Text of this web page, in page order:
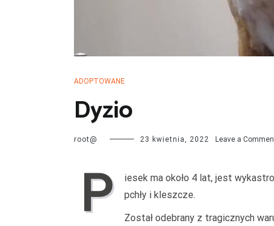
ADOPTOWANE
Dyzio
root@ 23 kwietnia, 2022 Leave a
P
iesek ma około 4 lat, jest
pchły i kleszcze.
Został odebrany z tragicznych